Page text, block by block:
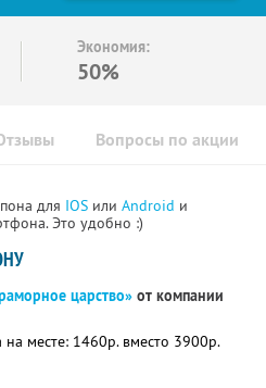
Экономия:
50%
Вопросы по акции
для IOS или Android и
Это удобно :)
царство» от компании
месте: 1460р. вместо 3900р.